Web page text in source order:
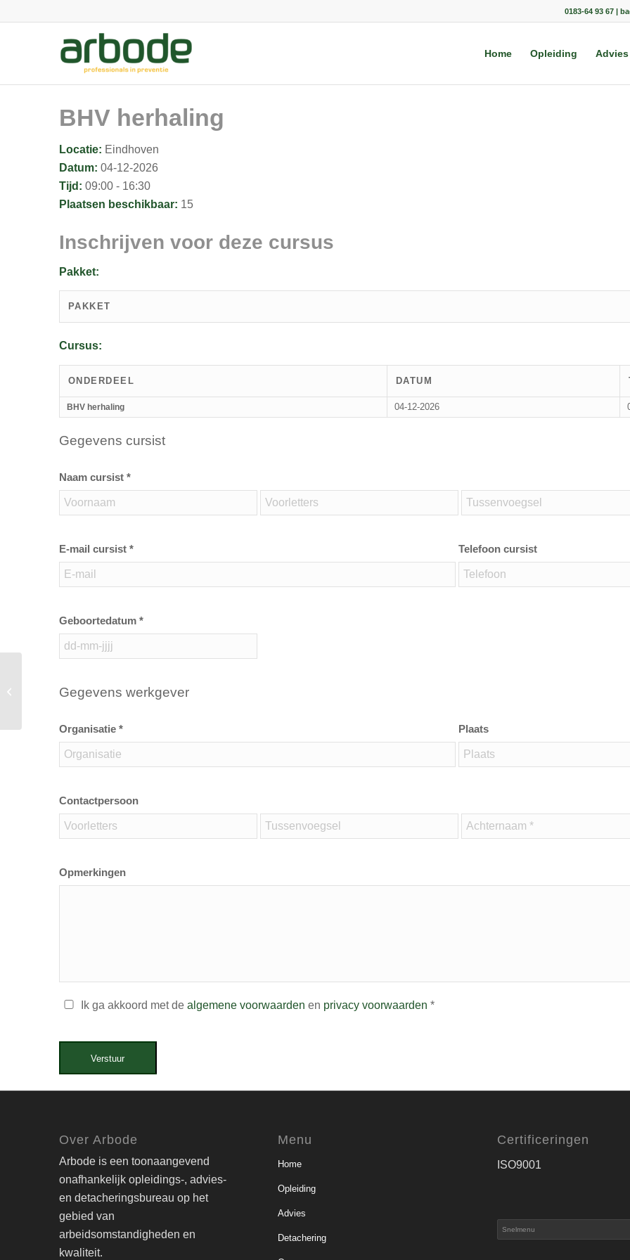
0183-64 93 67 |
Home Opleiding Advies
BHV herhaling
Locatie: Eindhoven
Datum: 04-12-2026
Tijd: 09:00 - 16:30
Plaatsen beschikbaar: 15
Inschrijven voor deze cursus
Pakket:
PAKKET
Cursus:
ONDERDEEL DATUM
BHV herhaling 04-12-2026
Gegevens cursist
Naam cursist *
E-mail cursist * Telefoon cursist
Geboortedatum *
Gegevens werkgever
Organisatie * Plaats
Contactpersoon
Opmerkingen
Ik ga akkoord met de algemene voorwaarden en privacy voorwaarden *
Verstuur
Over Arbode
Arbode is een toonaangevend
onafhankelijk opleidings-, advies-
en detacheringsbureau op het
gebied van
arbeidsomstandigheden en
kwaliteit.
Menu
Home
Opleiding
Advies
Detachering
Certificeringen
ISO9001
Basis BHV 1 dag (praktijkdag)